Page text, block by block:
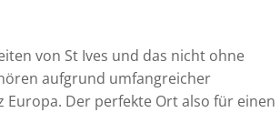
von St Ives und das nicht ohne
aufgrund umfangreicher
Der perfekte Ort also für einen